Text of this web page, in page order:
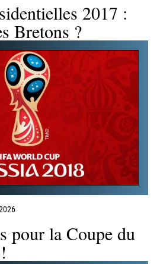
2017 :
Bretons ?
pour la Coupe du